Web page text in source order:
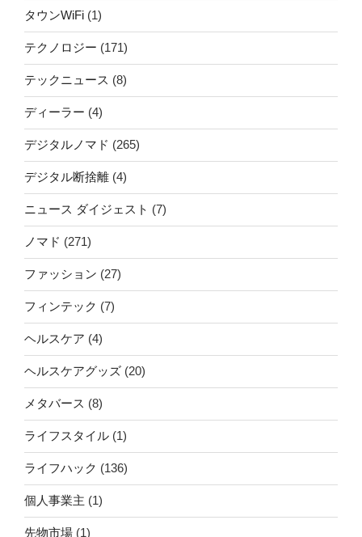
タウンWiFi (1)
テクノロジー (171)
テックニュース (8)
ディーラー (4)
デジタルノマド (265)
デジタル断捨離 (4)
ニュース ダイジェスト (7)
ノマド (271)
ファッション (27)
フィンテック (7)
ヘルスケア (4)
ヘルスケアグッズ (20)
メタバース (8)
ライフスタイル (1)
ライフハック (136)
個人事業主 (1)
先物市場 (1)